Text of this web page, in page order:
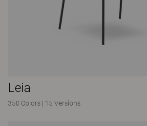
Leia
350 Colors | 15 Versions